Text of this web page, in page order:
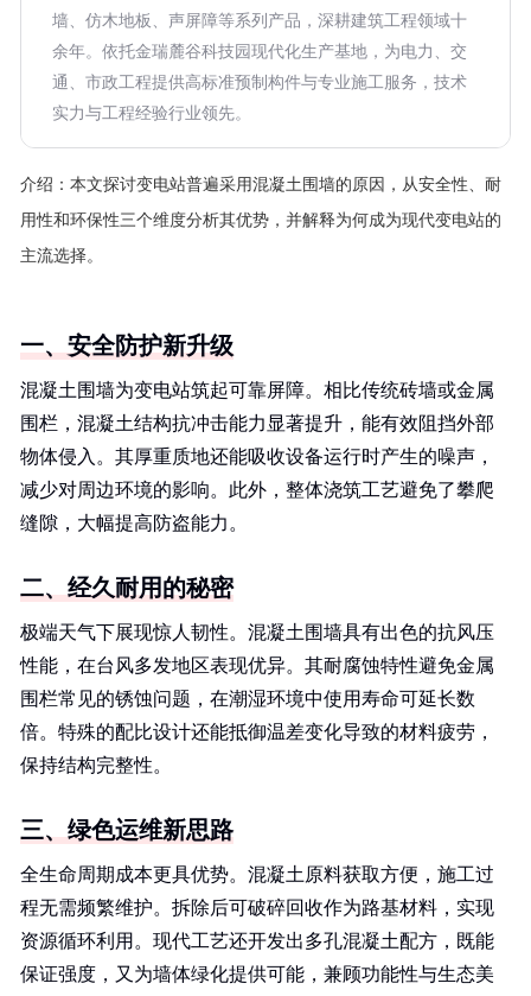
墙、仿木地板、声屏障等系列产品，深耕建筑工程领域十
余年。依托金瑞麓谷科技园现代化生产基地，为电力、交
通、市政工程提供高标准预制构件与专业施工服务，技术
实力与工程经验行业领先。
介绍： 本文探讨变电站普遍采用混凝土围墙的原因，从安全性、耐
用性和环保性三个维度分析其优势，并解释为何成为现代变电站的
主流选择。
一、安全防护新升级
混凝土围墙为变电站筑起可靠屏障。相比传统砖墙或金属
围栏，混凝土结构抗冲击能力显著提升，能有效阻挡外部
物体侵入。其厚重质地还能吸收设备运行时产生的噪声，
减少对周边环境的影响。此外，整体浇筑工艺避免了攀爬
缝隙，大幅提高防盗能力。
二、经久耐用的秘密
极端天气下展现惊人韧性。混凝土围墙具有出色的抗风压
性能，在台风多发地区表现优异。其耐腐蚀特性避免金属
围栏常见的锈蚀问题，在潮湿环境中使用寿命可延长数
倍。特殊的配比设计还能抵御温差变化导致的材料疲劳，
保持结构完整性。
三、绿色运维新思路
全生命周期成本更具优势。混凝土原料获取方便，施工过
程无需频繁维护。拆除后可破碎回收作为路基材料，实现
资源循环利用。现代工艺还开发出多孔混凝土配方，既能
保证强度，又为墙体绿化提供可能，兼顾功能性与生态美